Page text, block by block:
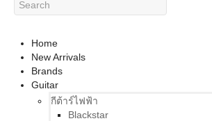
Home
New Arrivals
Brands
Guitar
กีต้าร์ไฟฟ้า
Blackstar